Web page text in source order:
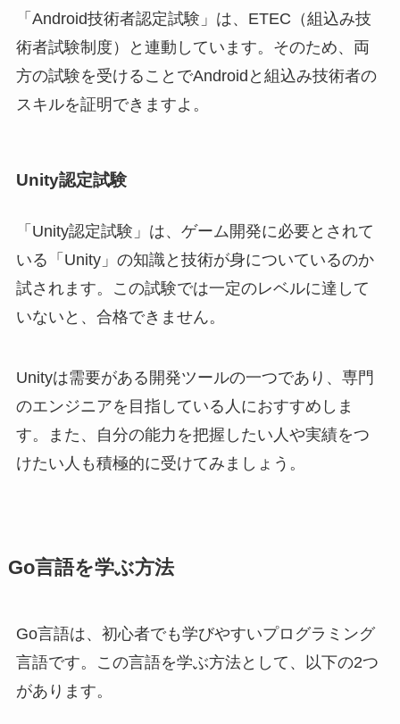
「Android技術者認定試験」は、ETEC（組込み技
術者試験制度）と連動しています。そのため、両
方の試験を受けることでAndroidと組込み技術者の
スキルを証明できますよ。
Unity認定試験
「Unity認定試験」は、ゲーム開発に必要とされて
いる「Unity」の知識と技術が身についているのか
試されます。この試験では一定のレベルに達して
いないと、合格できません。
Unityは需要がある開発ツールの一つであり、専門
のエンジニアを目指している人におすすめしま
す。また、自分の能力を把握したい人や実績をつ
けたい人も積極的に受けてみましょう。
Go言語を学ぶ方法
Go言語は、初心者でも学びやすいプログラミング
言語です。この言語を学ぶ方法として、以下の2つ
があります。